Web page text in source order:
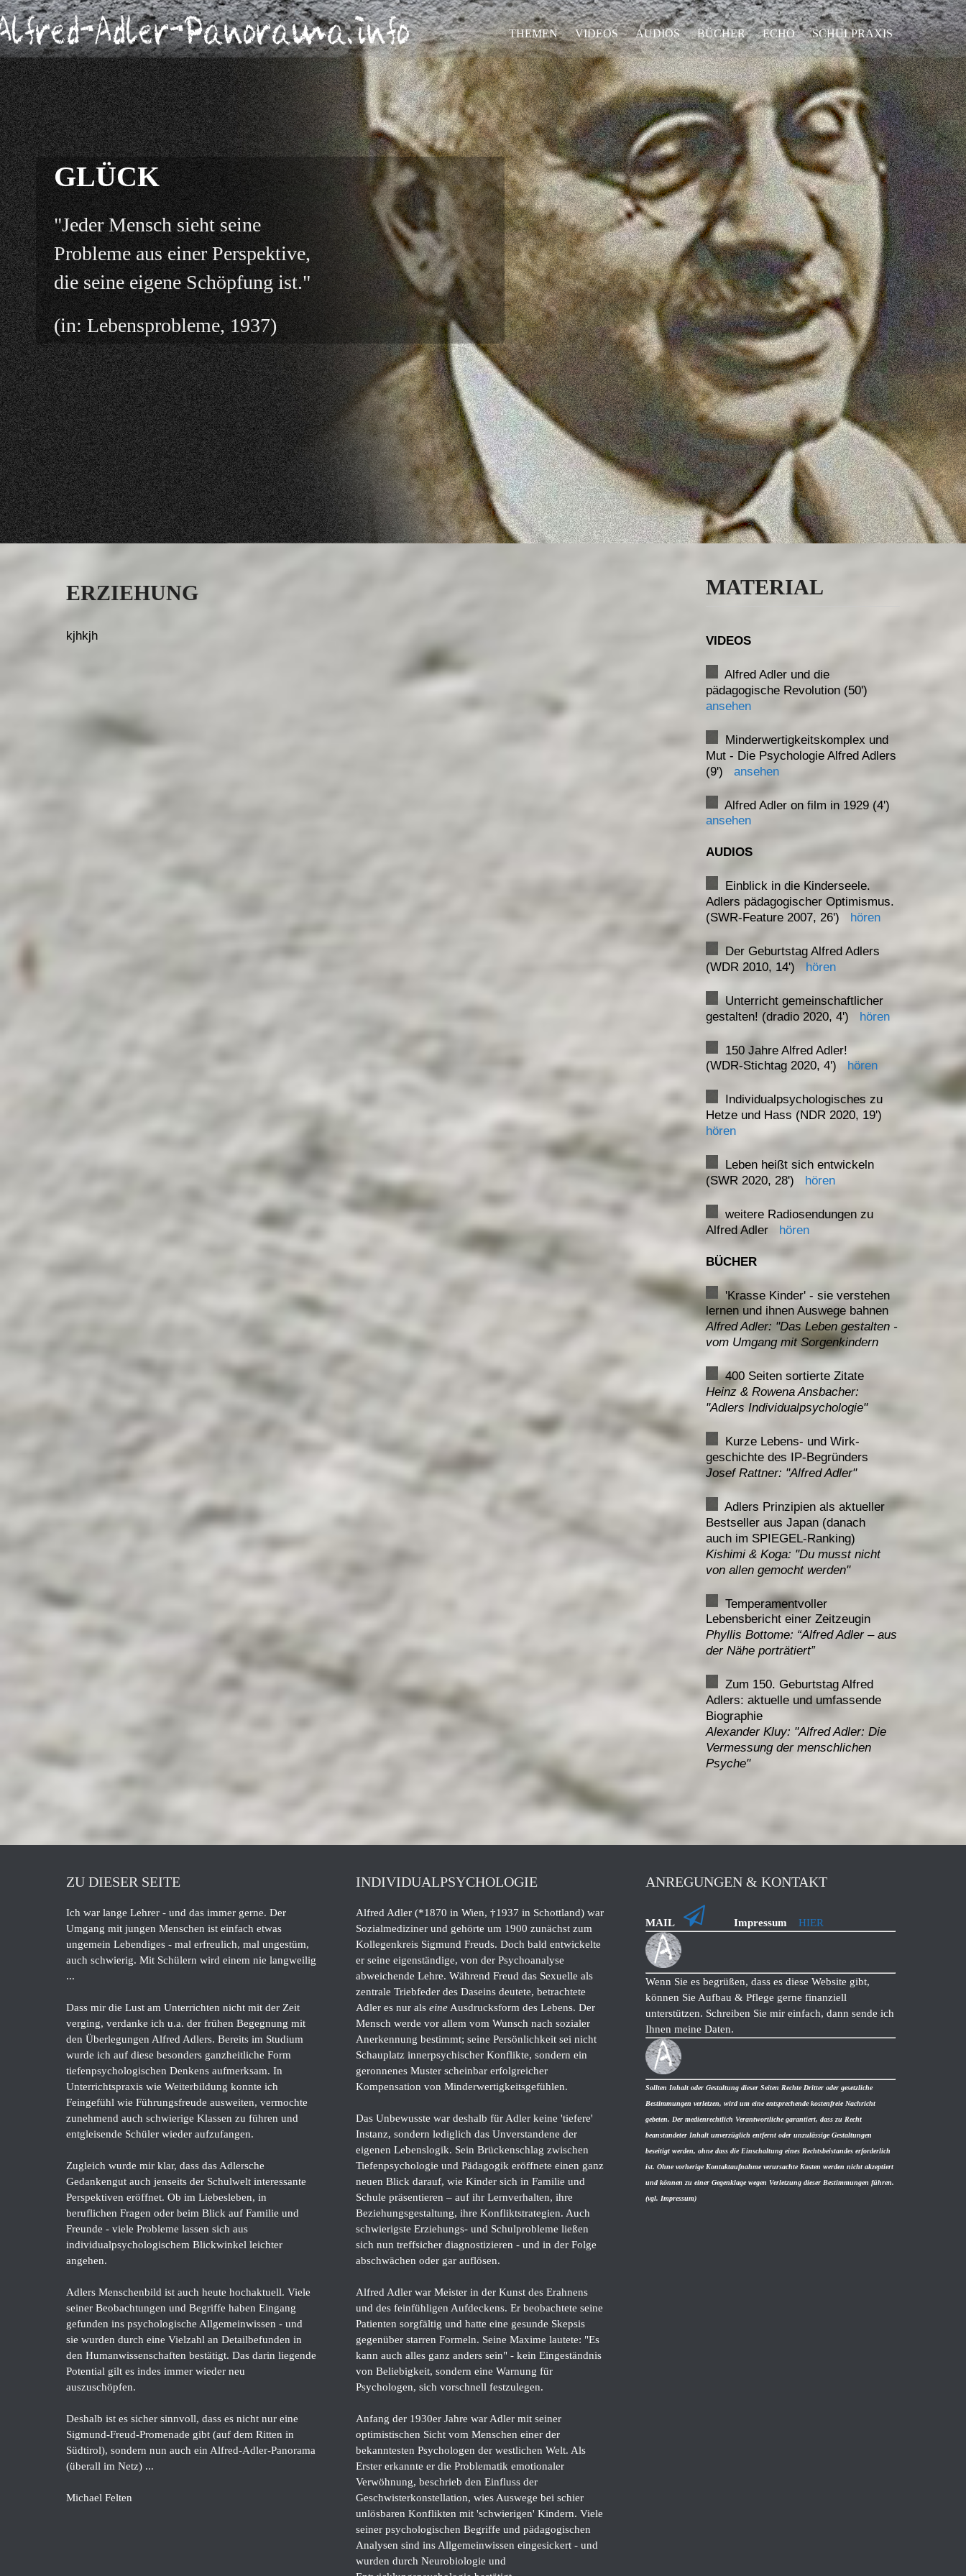
THEMEN VIDEOS AUDIOS BÜCHER ECHO SCHULPRAXIS
GLÜCK
"Jeder Mensch sieht seine
Probleme aus einer Perspektive,
die seine eigene Schöpfung ist."
(in: Lebensprobleme, 1937)
ERZIEHUNG
kjhkjh
MATERIAL
VIDEOS
Alfred Adler und die
pädagogische Revolution (50')
ansehen
Minderwertigkeitskomplex und
Mut - Die Psychologie Alfred Adlers
(9') ansehen
Alfred Adler on film in 1929 (4')
ansehen
AUDIOS
Einblick in die Kinderseele.
Adlers pädagogischer Optimismus.
(SWR-Feature 2007, 26') hören
Der Geburtstag Alfred Adlers
(WDR 2010, 14') hören
Unterricht gemeinschaftlicher
gestalten! (dradio 2020, 4') hören
150 Jahre Alfred Adler!
(WDR-Stichtag 2020, 4')
hören
Individualpsychologisches zu
Hetze und Hass (NDR 2020, 19')
hören
Leben heißt sich entwickeln
(SWR 2020, 28') hören
weitere Radiosendungen zu
Alfred Adler hören
BÜCHER
'Krasse Kinder' - sie verstehen
lernen und ihnen Auswege bahnen
Alfred Adler: "Das Leben gestalten -
vom Umgang mit Sorgenkindern
400 Seiten sortierte Zitate
Heinz & Rowena Ansbacher:
"Adlers Individualpsychologie"
Kurze Lebens- und Wirk-
geschichte des IP-Begründers
Josef Rattner: "Alfred Adler"
Adlers Prinzipien als aktueller
Bestseller aus Japan (danach
auch im SPIEGEL-Ranking)
Kishimi & Koga: "Du musst nicht
von allen gemocht werden"
Temperamentvoller
Lebensbericht einer Zeitzeugin
Phyllis Bottome: “Alfred Adler – aus
der Nähe porträtiert”
Zum 150. Geburtstag Alfred
Adlers: aktuelle und umfassende
Biographie
Alexander Kluy: "Alfred Adler: Die
Vermessung der menschlichen
Psyche"
ZU DIESER SEITE
Ich war lange Lehrer - und das immer gerne. Der
Umgang mit jungen Menschen ist einfach etwas
ungemein Lebendiges - mal erfreulich, mal ungestüm,
auch schwierig. Mit Schülern wird einem nie langweilig
...
Dass mir die Lust am Unterrichten nicht mit der Zeit
verging, verdanke ich u.a. der frühen Begegnung mit
den Überlegungen Alfred Adlers. Bereits im Studium
wurde ich auf diese besonders ganzheitliche Form
tiefenpsychologischen Denkens aufmerksam. In
Unterrichtspraxis wie Weiterbildung konnte ich
Feingefühl wie Führungsfreude ausweiten, vermochte
zunehmend auch schwierige Klassen zu führen und
entgleisende Schüler wieder aufzufangen.
Zugleich wurde mir klar, dass das Adlersche
Gedankengut auch jenseits der Schulwelt interessante
Perspektiven eröffnet. Ob im Liebesleben, in
beruflichen Fragen oder beim Blick auf Familie und
Freunde - viele Probleme lassen sich aus
individualpsychologischem Blickwinkel leichter
angehen.
Adlers Menschenbild ist auch heute hochaktuell. Viele
seiner Beobachtungen und Begriffe haben Eingang
gefunden ins psychologische Allgemeinwissen - und
sie wurden durch eine Vielzahl an Detailbefunden in
den Humanwissenschaften bestätigt. Das darin liegende
Potential gilt es indes immer wieder neu
auszuschöpfen.
Deshalb ist es sicher sinnvoll, dass es nicht nur eine
Sigmund-Freud-Promenade gibt (auf dem Ritten in
Südtirol), sondern nun auch ein Alfred-Adler-Panorama
(überall im Netz) ...
Michael Felten
INDIVIDUALPSYCHOLOGIE
Alfred Adler (*1870 in Wien, †1937 in Schottland) war
Sozialmediziner und gehörte um 1900 zunächst zum
Kollegenkreis Sigmund Freuds. Doch bald entwickelte
er seine eigenständige, von der Psychoanalyse
abweichende Lehre. Während Freud das Sexuelle als
zentrale Triebfeder des Daseins deutete, betrachtete
Adler es nur als eineAusdrucksform des Lebens. Der
Mensch werde vor allem vom Wunsch nach sozialer
Anerkennung bestimmt; seine Persönlichkeit sei nicht
Schauplatz innerpsychischer Konflikte, sondern ein
geronnenes Muster scheinbar erfolgreicher
Kompensation von Minderwertigkeitsgefühlen.
Das Unbewusste war deshalb für Adler keine 'tiefere'
Instanz, sondern lediglich das Unverstandene der
eigenen Lebenslogik. Sein Brückenschlag zwischen
Tiefenpsychologie und Pädagogik eröffnete einen ganz
neuen Blick darauf, wie Kinder sich in Familie und
Schule präsentieren – auf ihr Lernverhalten, ihre
Beziehungsgestaltung, ihre Konfliktstrategien. Auch
schwierigste Erziehungs- und Schulprobleme ließen
sich nun treffsicher diagnostizieren - und in der Folge
abschwächen oder gar auflösen.
Alfred Adler war Meister in der Kunst des Erahnens
und des feinfühligen Aufdeckens. Er beobachtete seine
Patienten sorgfältig und hatte eine gesunde Skepsis
gegenüber starren Formeln. Seine Maxime lautete: "Es
kann auch alles ganz anders sein" - kein Eingeständnis
von Beliebigkeit, sondern eine Warnung für
Psychologen, sich vorschnell festzulegen.
Anfang der 1930er Jahre war Adler mit seiner
optimistischen Sicht vom Menschen einer der
bekanntesten Psychologen der westlichen Welt. Als
Erster erkannte er die Problematik emotionaler
Verwöhnung, beschrieb den Einfluss der
Geschwisterkonstellation, wies Auswege bei schier
unlösbaren Konflikten mit 'schwierigen' Kindern. Viele
seiner psychologischen Begriffe und pädagogischen
Analysen sind ins Allgemeinwissen eingesickert - und
wurden durch Neurobiologie und
ANREGUNGEN & KONTAKT
MAIL Impressum HIER
Wenn Sie es begrüßen, dass es diese Website gibt,
können Sie Aufbau & Pflege gerne finanziell
unterstützen. Schreiben Sie mir einfach, dann sende ich
Ihnen meine Daten.
Sollten Inhalt oder Gestaltung dieser Seiten Rechte Dritter oder gesetzliche
Bestimmungen verletzen, wird um eine entsprechende kostenfreie Nachricht
gebeten. Der medienrechtlich Verantwortliche garantiert, dass zu Recht
beanstandeter Inhalt unverzüglich entfernt oder unzulässige Gestaltungen
beseitigt werden, ohne dass die Einschaltung eines Rechtsbeistandes erforderlich
ist. Ohne vorherige Kontaktaufnahme verursachte Kosten werden nicht akzeptiert
und können zu einer Gegenklage wegen Verletzung dieser Bestimmungen führen.
(vgl. Impressum)